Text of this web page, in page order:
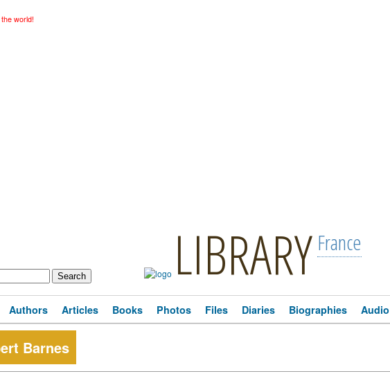
world!
LIBRARY France
Authors Articles Books Photos Files Diaries Biographies Audio
Barnes